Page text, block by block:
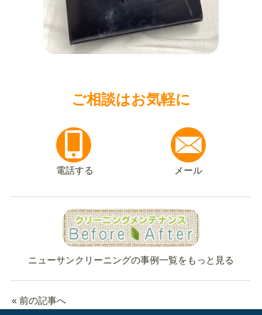
ご相談はお気軽に
電話する メール
ニューサンクリーニングの事例一覧をもっと見る
« 前の記事へ